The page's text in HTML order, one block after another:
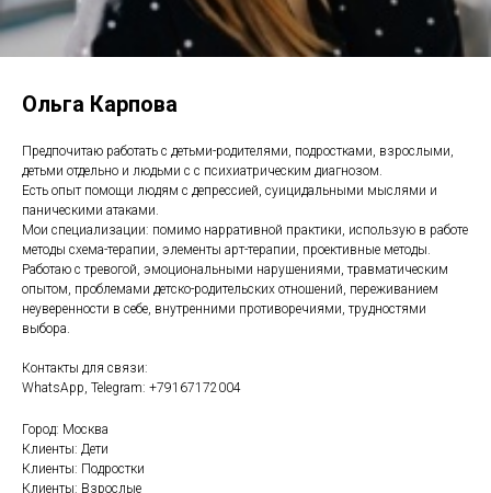
Ольга Карпова
Предпочитаю работать с детьми-родителями, подростками, взрослыми,
детьми отдельно и людьми с с психиатрическим диагнозом.
Есть опыт помощи людям с депрессией, суицидальными мыслями и
паническими атаками.
Мои специализации: помимо нарративной практики, использую в работе
методы схема-терапии, элементы арт-терапии, проективные методы.
Работаю с тревогой, эмоциональными нарушениями, травматическим
опытом, проблемами детско-родительских отношений, переживанием
неуверенности в себе, внутренними противоречиями, трудностями
выбора.
Контакты для связи:
WhatsApp, Telegram: +79167172004
Город: Москва
Клиенты: Дети
Клиенты: Подростки
Клиенты: Взрослые